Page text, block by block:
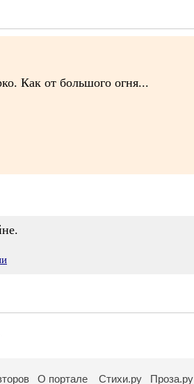
Как от большого огня...
О портале Стихи.ру Проза.ру